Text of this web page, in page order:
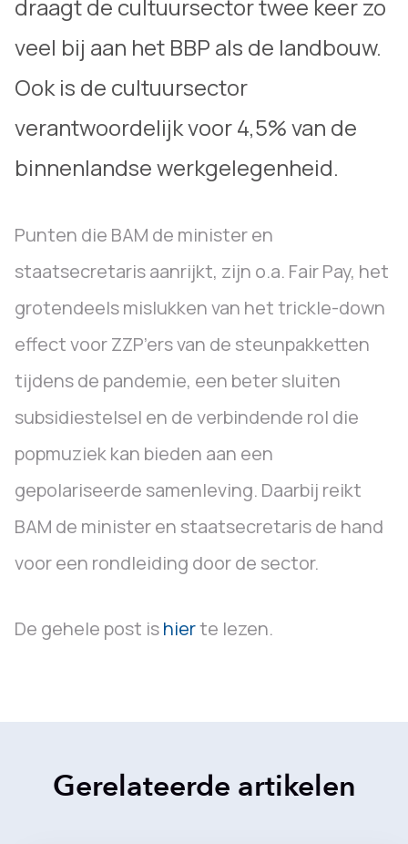
draagt de cultuursector twee keer zo
veel bij aan het BBP als de landbouw.
Ook is de cultuursector
verantwoordelijk voor 4,5% van de
binnenlandse werkgelegenheid.
Punten die BAM de minister en
staatsecretaris aanrijkt, zijn o.a. Fair Pay, het
grotendeels mislukken van het trickle-down
effect voor ZZP’ers van de steunpakketten
tijdens de pandemie, een beter sluiten
subsidiestelsel en de verbindende rol die
popmuziek kan bieden aan een
gepolariseerde samenleving. Daarbij reikt
BAM de minister en staatsecretaris de hand
voor een rondleiding door de sector.
De gehele post ishierte lezen.
Gerelateerde artikelen